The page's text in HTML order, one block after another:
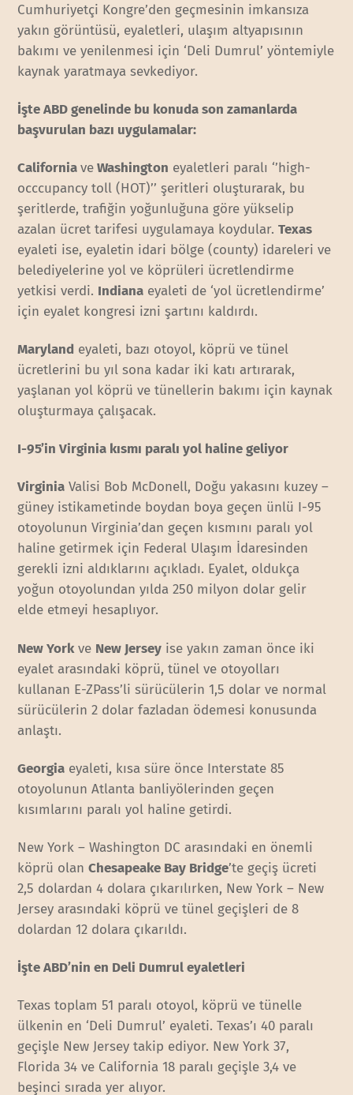
Cumhuriyetçi Kongre’den geçmesinin imkansıza
yakın görüntüsü, eyaletleri, ulaşım altyapısının
bakımı ve yenilenmesi için ‘Deli Dumrul’ yöntemiyle
kaynak yaratmaya sevkediyor.
İşte ABD genelinde bu konuda son zamanlarda
başvurulan bazı uygulamalar:
CaliforniaveWashington eyaletleri paralı ‘’high-
occcupancy toll (HOT)’’ şeritleri oluşturarak, bu
şeritlerde, trafiğin yoğunluğuna göre yükselip
azalan ücret tarifesi uygulamaya koydular.Texas
eyaleti ise, eyaletin idari bölge (county) idareleri ve
belediyelerine yol ve köprüleri ücretlendirme
yetkisi verdi. Indiana eyaleti de ‘yol ücretlendirme’
için eyalet kongresi izni şartını kaldırdı.
Maryland eyaleti, bazı otoyol, köprü ve tünel
ücretlerini bu yıl sona kadar iki katı artırarak,
yaşlanan yol köprü ve tünellerin bakımı için kaynak
oluşturmaya çalışacak.
I-95’in Virginia kısmı paralı yol haline geliyor
Virginia Valisi Bob McDonell, Doğu yakasını kuzey –
güney istikametinde boydan boya geçen ünlü I-95
otoyolunun Virginia’dan geçen kısmını paralı yol
haline getirmek için Federal Ulaşım İdaresinden
gerekli izni aldıklarını açıkladı. Eyalet, oldukça
yoğun otoyolundan yılda 250 milyon dolar gelir
elde etmeyi hesaplıyor.
New Yorkve New Jersey ise yakın zaman önce iki
eyalet arasındaki köprü, tünel ve otoyolları
kullanan E-ZPass’li sürücülerin 1,5 dolar ve normal
sürücülerin 2 dolar fazladan ödemesi konusunda
anlaştı.
Georgia eyaleti, kısa süre önce Interstate 85
otoyolunun Atlanta banliyölerinden geçen
kısımlarını paralı yol haline getirdi.
New York – Washington DC arasındaki en önemli
köprü olanChesapeake Bay Bridge’te geçiş ücreti
2,5 dolardan 4 dolara çıkarılırken, New York – New
Jersey arasındaki köprü ve tünel geçişleri de 8
dolardan 12 dolara çıkarıldı.
İşte ABD’nin en Deli Dumrul eyaletleri
Texas toplam 51 paralı otoyol, köprü ve tünelle
ülkenin en ‘Deli Dumrul’ eyaleti. Texas’ı 40 paralı
geçişle New Jersey takip ediyor. New York 37,
Florida 34 ve California 18 paralı geçişle 3,4 ve
beşinci sırada yer alıyor.